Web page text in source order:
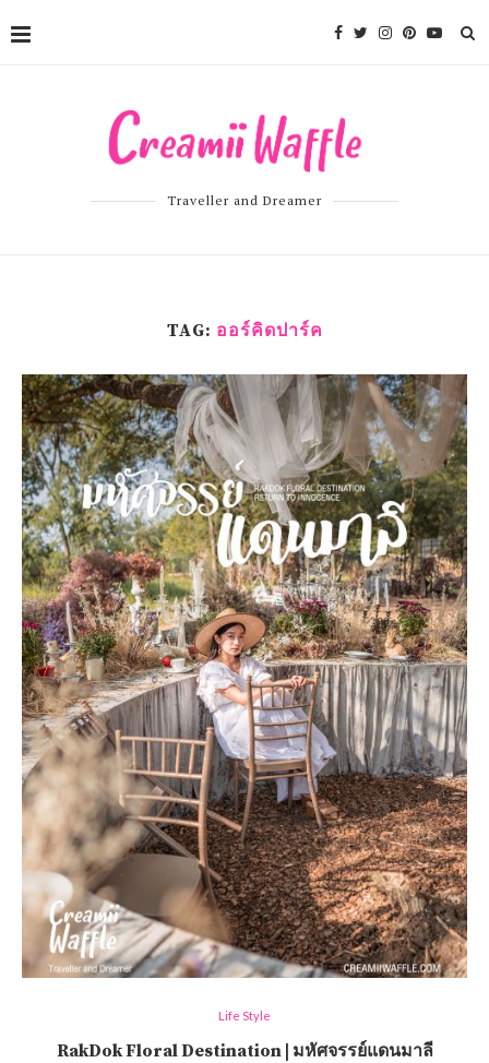
Traveller and Dreamer
TAG: ออร์คิดปาร์ค
Life Style
RakDok Floral Destination | มหัศจรรย์แดนมาลี